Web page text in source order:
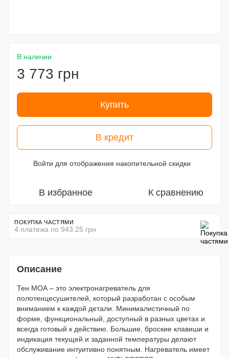
В наличии
3 773 грн
Купить
В кредит
Войти для отображения накопительной скидки
В избранное К сравнению
ПОКУПКА ЧАСТЯМИ
4 платежа по 943.25 грн
Описание
Тен МОА – это электронагреватель для
полотенцесушителей, который разработан с особым
вниманием к каждой детали. Минималистичный по
форме, функциональный, доступный в разных цветах и ​​
всегда готовый к действию. Большие, броские клавиши и
индикация текущей и заданной температуры делают
обслуживание интуитивно понятным. Нагреватель имеет